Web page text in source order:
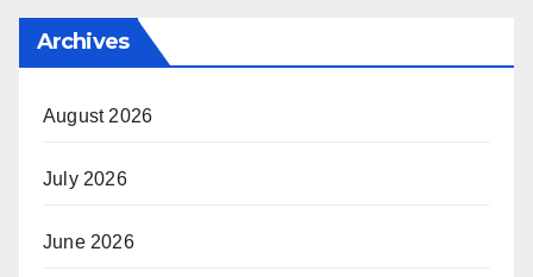
Archives
August 2026
July 2026
June 2026